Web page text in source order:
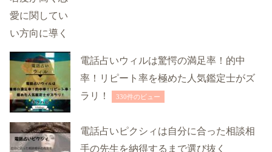
電話占いウィルは驚愕の満足率！的中
率！リピート率を極めた人気鑑定士がズ
ラリ！
330件のビュー
電話占いピクシィは自分に合った相談相
手の先生を納得するまで選び抜く